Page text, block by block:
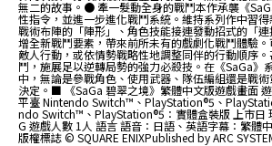
無二的故事。● 牽一髮動全身的戰鬥本作承襲《
性指令，並進一步進化戰鬥系統。維持系列作中習
戰術布陣的「陣形」、角色技能接連發動招式的「
增全新戰鬥要素，帶來前所未有的戲劇化戰鬥體驗
敵人行動，或依情勢戰略性地調整同伴的行動順序
鬥，施展足以逆轉局勢的強力必殺技。在《SaGa》
中，無論是參戰角色、使用武器、隊伍編組還是戰
決定。■ 《SaGa 碧翠之境》繁體中文版遊戲畫面
平臺 Nintendo Switch™、PlayStation®5、
ndo Switch™、PlayStation®5：實體盒裝版 上市日
G 遊戲人數 1人 語言 語音：日語、英語字幕：繁體
版權標誌 © SQUARE ENIXPublished by ARC